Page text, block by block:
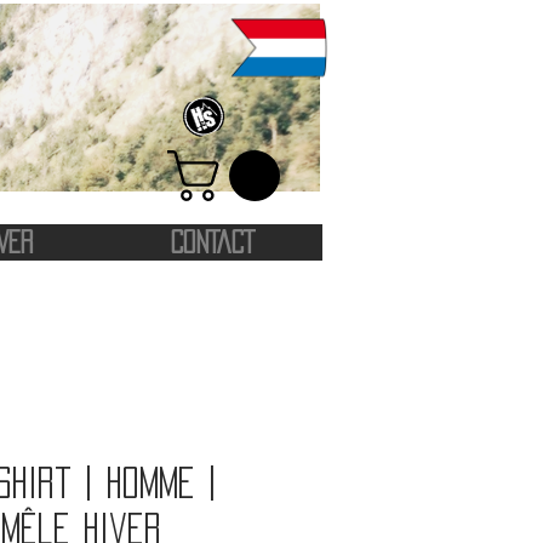
CONTACT
shirt | Homme |
hiver